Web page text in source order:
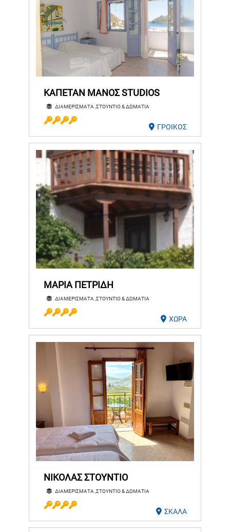
ΚΑΠΕΤΑΝ ΜΑΝΟΣ STUDIOS
ΔΙΑΜΕΡΙΣΜΑΤΑ ,ΣΤΟΥΝΤΙΟ & ΔΩΜΑΤΙΑ
ΓΡΟΙΚΟΣ
ΜΑΡΙΑ ΠΕΤΡΙΔH
ΔΙΑΜΕΡΙΣΜΑΤΑ ,ΣΤΟΥΝΤΙΟ & ΔΩΜΑΤΙΑ
ΧΩΡΑ
ΝΙΚΟΛΑΣ ΣΤΟΥΝΤΙΟ
ΔΙΑΜΕΡΙΣΜΑΤΑ ,ΣΤΟΥΝΤΙΟ & ΔΩΜΑΤΙΑ
ΣΚΑΛΑ